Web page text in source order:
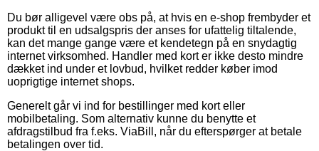
Du bør alligevel være obs på, at hvis en e-shop frembyder et
produkt til en udsalgspris der anses for ufattelig tiltalende,
kan det mange gange være et kendetegn på en snydagtig
internet virksomhed. Handler med kort er ikke desto mindre
dækket ind under et lovbud, hvilket redder køber imod
uoprigtige internet shops.
Generelt går vi ind for bestillinger med kort eller
mobilbetaling. Som alternativ kunne du benytte et
afdragstilbud fra f.eks. ViaBill, når du efterspørger at betale
betalingen over tid.